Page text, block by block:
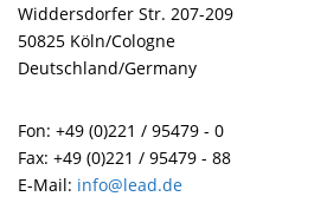
Widdersdorfer Str. 207-209
50825 Köln/Cologne
Deutschland/Germany
Fon: +49 (0)221 / 95479 - 0
Fax: +49 (0)221 / 95479 - 88
E-Mail: info@lead.de